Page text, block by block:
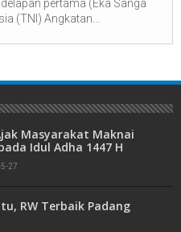
pertama (Eka Sanga
(TNI) Angkatan...
Masyarakat Maknai
Idul Adha 1447 H
27
RW Terbaik Padang